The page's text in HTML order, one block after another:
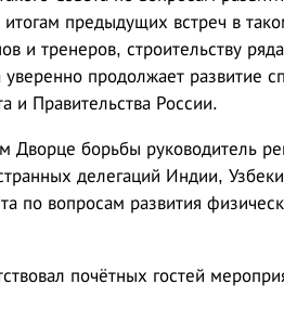
предыдущих встреч в
и тренеров, строительству
продолжает развитие
и Правительства России.
Дворце борьбы руководитель
делегаций Индии,
по вопросам развития
почётных гостей